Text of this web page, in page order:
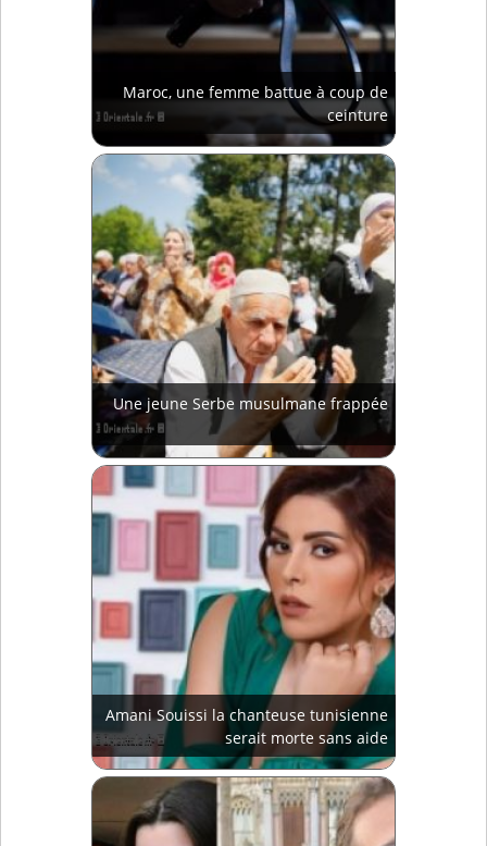
Maroc, une femme battue à coup de
ceinture
Une jeune Serbe musulmane frappée
Amani Souissi la chanteuse tunisienne
serait morte sans aide